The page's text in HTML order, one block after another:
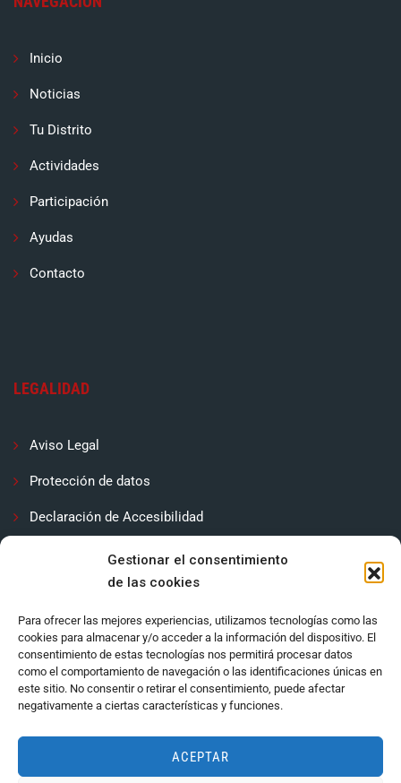
Gestionar el consentimiento
de las cookies
Para ofrecer las mejores experiencias, utilizamos tecnologías como las
cookies para almacenar y/o acceder a la información del dispositivo. El
consentimiento de estas tecnologías nos permitirá procesar datos
como el comportamiento de navegación o las identificaciones únicas en
este sitio. No consentir o retirar el consentimiento, puede afectar
negativamente a ciertas características y funciones.
ACEPTAR
Inicio
Noticias
Tu Distrito
Actividades
Participación
Ayudas
Contacto
LEGALIDAD
Aviso Legal
Protección de datos
Declaración de Accesibilidad
Política de cookies (UE)